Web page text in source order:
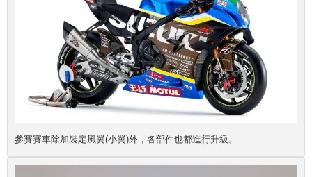
參賽賽車除加裝定風翼(小翼)外，各部件也都進行升級。